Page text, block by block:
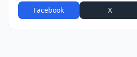
Facebook X